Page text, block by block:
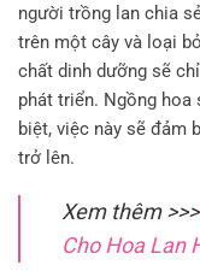
người trồng lan chia
trên một cây và loại
chất dinh dưỡng sẽ
phát triển. Ngồng hoa
biệt, việc này sẽ đảm
trở lên.
Xem thêm >>>
Cho Hoa Lan